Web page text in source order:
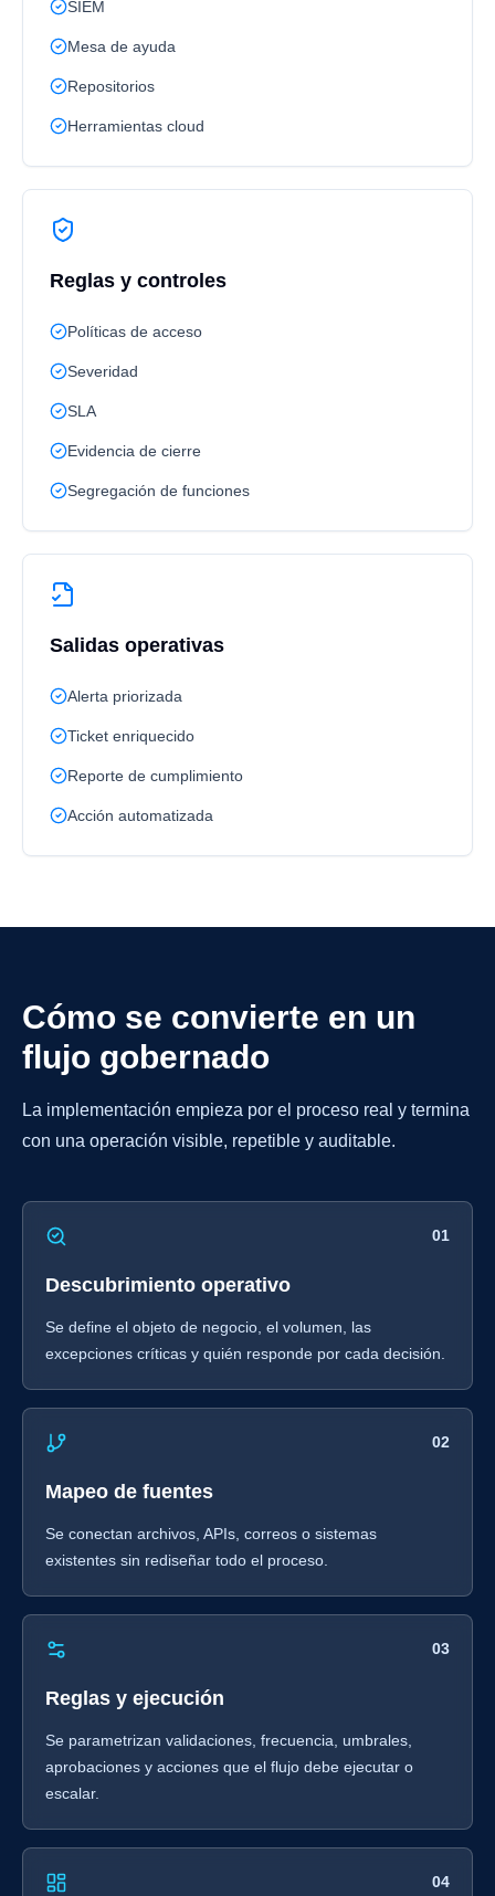
SIEM
Mesa de ayuda
Repositorios
Herramientas cloud
Reglas y controles
Políticas de acceso
Severidad
SLA
Evidencia de cierre
Segregación de funciones
Salidas operativas
Alerta priorizada
Ticket enriquecido
Reporte de cumplimiento
Acción automatizada
Cómo se convierte en un
flujo gobernado
La implementación empieza por el proceso real y termina
con una operación visible, repetible y auditable.
01
Descubrimiento operativo
Se define el objeto de negocio, el volumen, las
excepciones críticas y quién responde por cada decisión.
02
Mapeo de fuentes
Se conectan archivos, APIs, correos o sistemas
existentes sin rediseñar todo el proceso.
03
Reglas y ejecución
Se parametrizan validaciones, frecuencia, umbrales,
aprobaciones y acciones que el flujo debe ejecutar o
escalar.
04